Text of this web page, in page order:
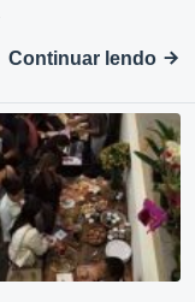
Continuar lendo